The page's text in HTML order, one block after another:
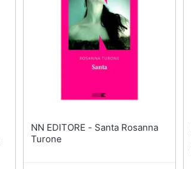
NN EDITORE - Santa Rosanna
Turone